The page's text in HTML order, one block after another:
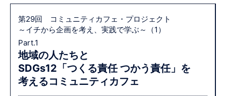
第29回 コミュニティカフェ・プロジェクト
～イチから企画を考え、実践で学ぶ～（1）
Part.1
地域の人たちと
SDGs12「つくる責任 つかう責任」を
考えるコミュニティカフェ